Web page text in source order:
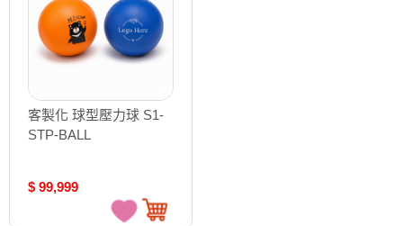
客製化 球型壓力球 S1-
STP-BALL
$ 99,999